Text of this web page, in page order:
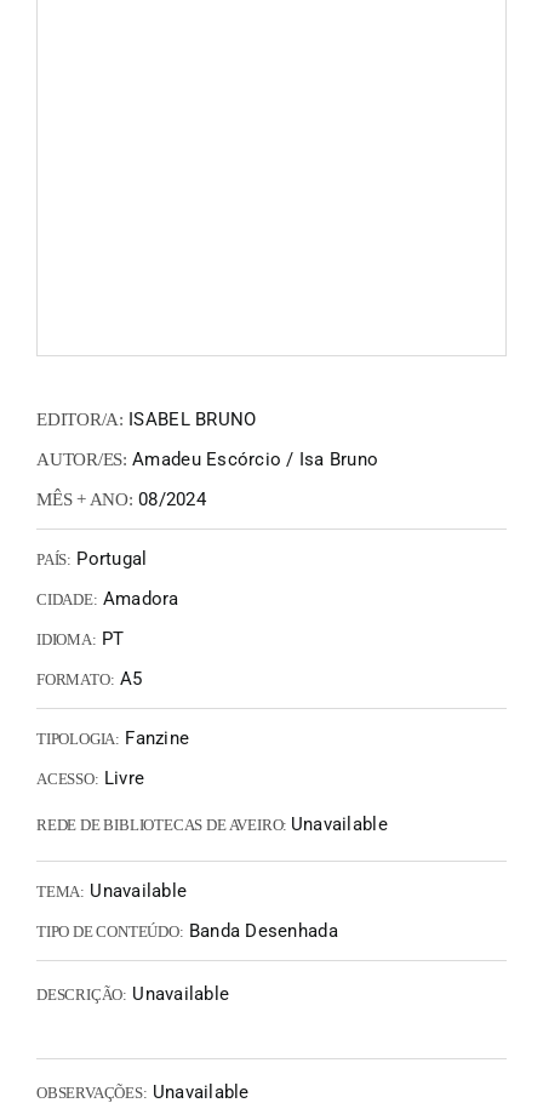
EDITOR/A: ISABEL BRUNO
AUTOR/ES: Amadeu Escórcio / Isa Bruno
MÊS + ANO: 08/2024
PAÍS: Portugal
CIDADE: Amadora
IDIOMA: PT
FORMATO: A5
TIPOLOGIA: Fanzine
ACESSO: Livre
REDE DE BIBLIOTECAS DE AVEIRO: Unavailable
TEMA: Unavailable
TIPO DE CONTEÚDO: Banda Desenhada
DESCRIÇÃO: Unavailable
OBSERVAÇÕES: Unavailable